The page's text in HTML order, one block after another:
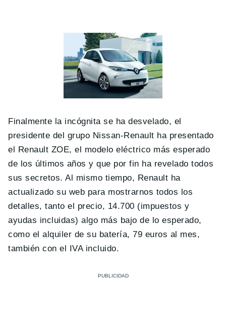
Finalmente la incógnita se ha desvelado, el
presidente del grupo Nissan-Renault ha presentado
el Renault ZOE, el modelo eléctrico más esperado
de los últimos años y que por fin ha revelado todos
sus secretos. Al mismo tiempo, Renault ha
actualizado su web para mostrarnos todos los
detalles, tanto el precio, 14.700 (impuestos y
ayudas incluidas) algo más bajo de lo esperado,
como el alquiler de su batería, 79 euros al mes,
también con el IVA incluido.